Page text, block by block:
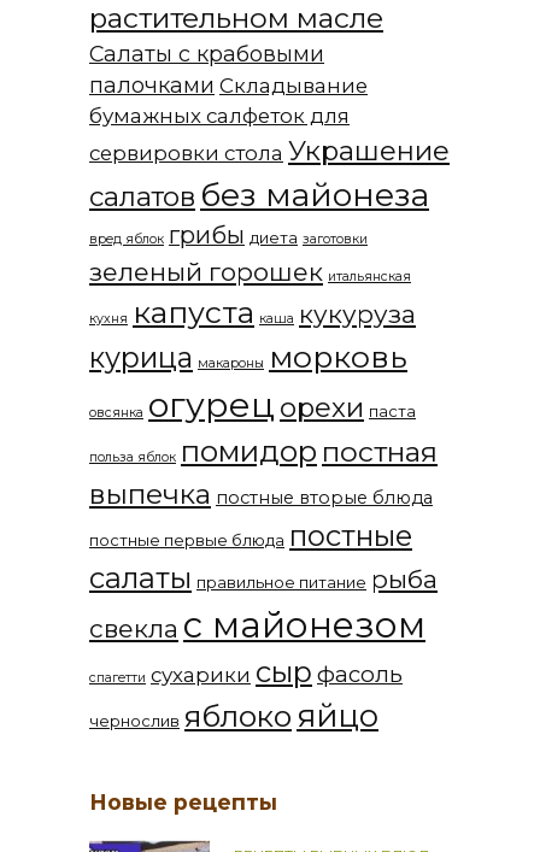
растительном масле
Салаты с крабовыми
палочками Складывание
бумажных салфеток для
сервировки стола Украшение
салатов без майонеза
вред яблок грибы диета заготовки
зеленый горошек итальянская
кухня капуста каша кукуруза
курица макароны морковь
овсянка огурец орехи паста
польза яблок помидор постная
выпечка постные вторые блюда
постные первые блюда постные
салаты правильное питание рыба
свекла с майонезом
спагетти сухарики сыр фасоль
чернослив яблоко яйцо
Новые рецепты